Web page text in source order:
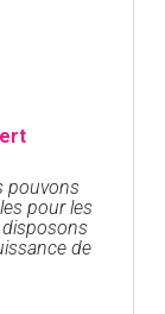
pouvons
pour les
de